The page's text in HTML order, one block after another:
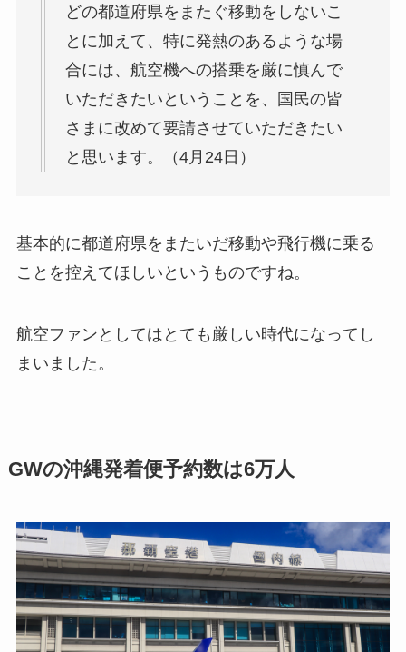
どの都道府県をまたぐ移動をしないこ
とに加えて、特に発熱のあるような場
合には、航空機への搭乗を厳に慎んで
いただきたいということを、国民の皆
さまに改めて要請させていただきたい
と思います。（4月24日）
基本的に都道府県をまたいだ移動や飛行機に乗る
ことを控えてほしいというものですね。
航空ファンとしてはとても厳しい時代になってし
まいました。
GWの沖縄発着便予約数は6万人